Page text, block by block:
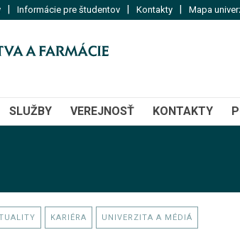
Informácie pre študentov Kontakty Mapa
SLUŽBY VEREJNOSŤ KONTAKTY
KARIÉRA UNIVERZITA A MÉDIÁ